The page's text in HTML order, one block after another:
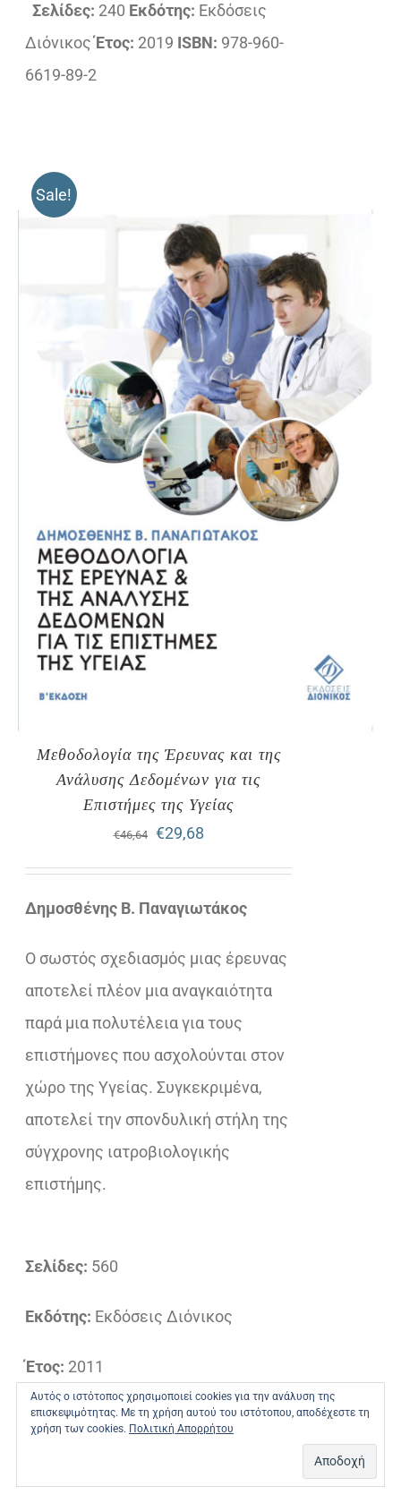
Σελίδες: 240 Εκδότης: Εκδόσεις
ΔιόνικοςΈτος: 2019 ISBN: 978-960-
6619-89-2
Sale!
Μεθοδολογία της Έρευνας και της
Ανάλυσης Δεδομένων για τις
Επιστήμες της Υγείας
€46,64
Original
price
€29,68Η
τρέχουσα
τιμή
€29,68.
Δημοσθένης Β. Παναγιωτάκος
Ο σωστός σχεδιασμός μιας έρευνας
αποτελεί πλέον μια αναγκαιότητα
παρά μια πολυτέλεια για τους
επιστήμονες που ασχολούνται στον
χώρο της Υγείας. Συγκεκριμένα,
αποτελεί την σπονδυλική στήλη της
σύγχρονης ιατροβιολογικής
επιστήμης.
Σελίδες: 560
Εκδότης: Εκδόσεις Διόνικος
Έτος: 2011
ISBN:978-960-6619-64-9
Αυτός ο ιστότοπος χρησιμοποιεί cookies για την ανάλυση της
επισκεψιμότητας. Με τη χρήση αυτού του ιστότοπου, αποδέχεστε τη
χρήση των cookies. Πολιτική Απορρήτου